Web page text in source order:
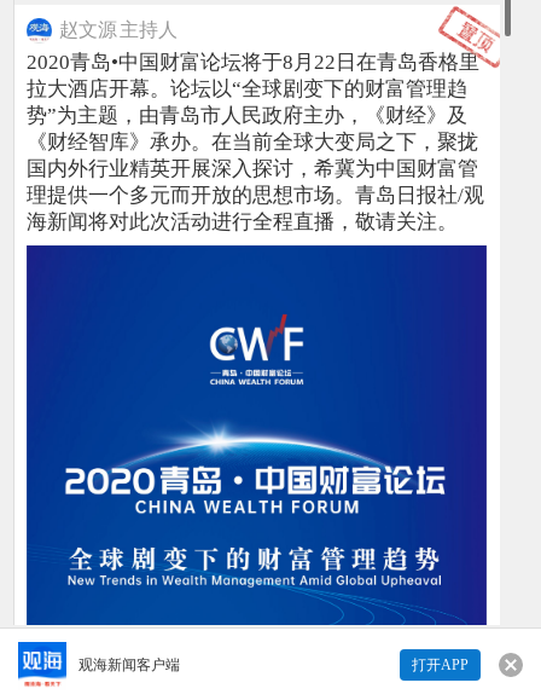
赵文源 主持人
2020青岛•中国财富论坛将于8月22日在青岛香格里
拉大酒店开幕。论坛以“全球剧变下的财富管理趋
势”为主题，由青岛市人民政府主办，《财经》及
《财经智库》承办。在当前全球大变局之下，聚拢
国内外行业精英开展深入探讨，希冀为中国财富管
理提供一个多元而开放的思想市场。青岛日报社/观
海新闻将对此次活动进行全程直播，敬请关注。
观海新闻客户端 打开APP